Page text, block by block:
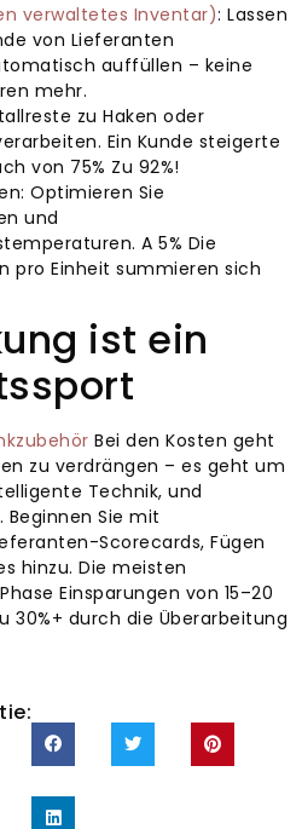
verwaltetes Inventar): Lassen
von Lieferanten
auffüllen – keine
mehr.
zu Haken oder
Ein Kunde steigerte
von 75% Zu 92%!
Optimieren Sie
und
A 5% Die
pro Einheit summieren sich
ist ein
Bei den Kosten geht
zu verdrängen – es geht um
Technik, und
Sie mit
Scorecards, Fügen
hinzu. Die meisten
Einsparungen von 15–20
30%+ durch die Überarbeitung